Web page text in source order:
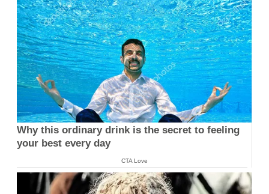
Why this ordinary drink is the secret to feeling
your best every day
CTA Love